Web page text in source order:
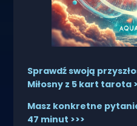
Sprawdź swoją
Miłosny z 5 kart tarota
Masz konkretne
47 minut >>>